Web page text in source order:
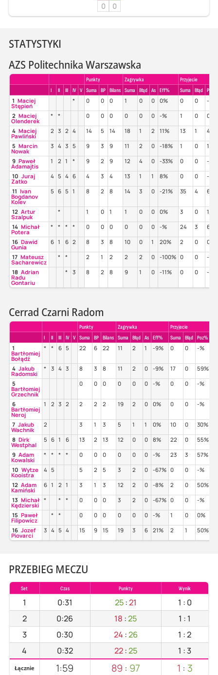
0
0
STATYSTYKI
AZS Politechnika Warszawska
Punkty Zagrywka
Przyjecie
I
II III IV V Suma BP Bilans Suma Błąd As Eff% Suma Błąd Poz%
1 Maciej
Stępień
* 0 0 0 1 0 0 0% 0 0 -%
2 Maciej
Olenderek
* * 0 0 0 0 0 0 -% 1 0 0%
4 Maciej
Pawliński
2 3 2 4 14 5 14 18 1 2 11% 13 1
5 Marcin
Nowak
3 4 3 5 9 3 9 11 2 0 -18% 1 0
9 Paweł
Adamajtis
1 2 1 * 9 2 9 12 4 0 -33% 0 0 -%
10 Juraj
Zatko
4 5 4 6 4 3 4 13 1 1 8% 0 0 -%
11 Ivan
Bogdanov
Kolev
5 6 5 1 8 2 8 14 3 0 -21% 35 4
12 Artur
Szalpuk
* 1 0 1 1 0 0 0% 3 0
14 Michał
Potera
* * * * 0 0 0 0 0 0 -% 24 3 67%
16 Dawid
Gunia
6 1 6 2 8 3 8 10 0 1 20% 2 0 0%
17 Mateusz
Sacharewicz
* * 2 1 2 2 2 0 -100% 0 0 -%
18 Adrian
Radu
Gontariu
* 3 8 2 8 9 1 0 -11% 0 0 -%
Cerrad Czarni Radom
Punkty Zagrywka
Przyjecie
I
II III IV V Suma BP Bilans Suma Błąd As Eff% Suma Błąd Poz%
1
Bartłomiej
Bołądź
* * 6 5 22 6 22 11 2 1 -9% 0 0 -%
4 Jakub
Radomski
* 3 4 3 8 3 8 11 2 0 -9% 17 0 59%
5
Bartłomiej
Grzechnik
0 0 0 0 0 0 -% 0 0 -%
6
Bartłomiej
Neroj
1 2 3 2 2 2 2 19 2 0 0% 0 0 -%
7 Jakub
Wachnik
2 3 1 3 5 1 1 0% 10 0 30%
8 Dirk
Westphal
5 6 1 6 13 2 13 12 0 0 8% 22 0 55%
9 Adam
Kowalski
* * * * 0 0 0 0 0 0 -% 23 3 57%
10 Wytze
Kooistra
4 5 5 2 5 3 2 0 -67% 0 0 -%
12 Adam
Kamiński
6 1 2 1 3 1 3 12 2 0 -8% 2 0 50%
13 Michał
Kędzierski
* * * 0 0 0 3 2 0 -67% 0 0 -%
15 Paweł
Filipowicz
* * 0 0 0 0 0 0 -% 1 0 0%
16 Jozef
Piovarci
3 4 5 4 15 9 15 19 3 6 21% 2 1 50%
PRZEBIEG MECZU
Set Czas Punkty Wynik
1 0:31 25:21 1 : 0
2
0:26 18 :25 1 : 1
3
0:30 24 :26 1 :2
4
0:32 22:25 1 :3
Łącznie 1:59 89 : 97 1 : 3